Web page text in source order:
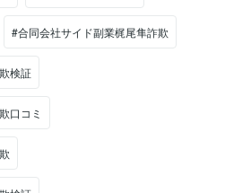
#合同会社サイド副業梶尾隼詐欺
検証
口コミ